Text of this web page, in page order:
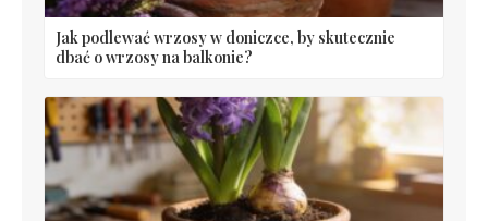
Jak podlewać wrzosy w doniczce, by skutecznie
dbać o wrzosy na balkonie?